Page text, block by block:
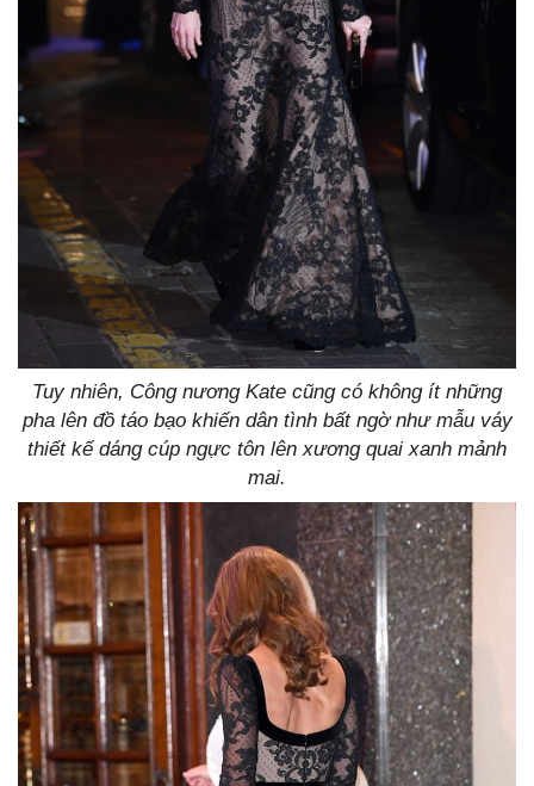
Tuy nhiên, Công nương Kate cũng có không ít những
pha lên đồ táo bạo khiến dân tình bất ngờ như mẫu váy
thiết kế dáng cúp ngực tôn lên xương quai xanh mảnh
mai.